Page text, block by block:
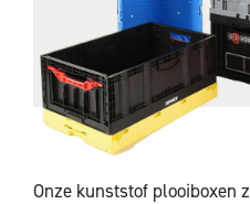
Onze kunststof plooiboxen